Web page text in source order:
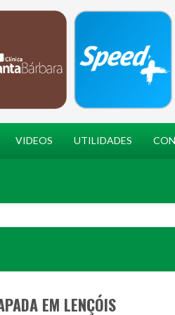
VIDEOS UTILIDADES
EM LENÇÓIS